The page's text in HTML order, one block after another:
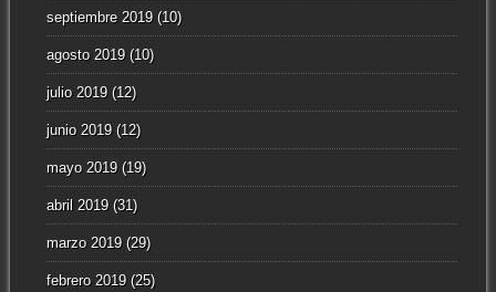
septiembre 2019(10)
agosto 2019(10)
julio 2019(12)
junio 2019(12)
mayo 2019(19)
abril 2019(31)
marzo 2019(29)
febrero 2019(25)